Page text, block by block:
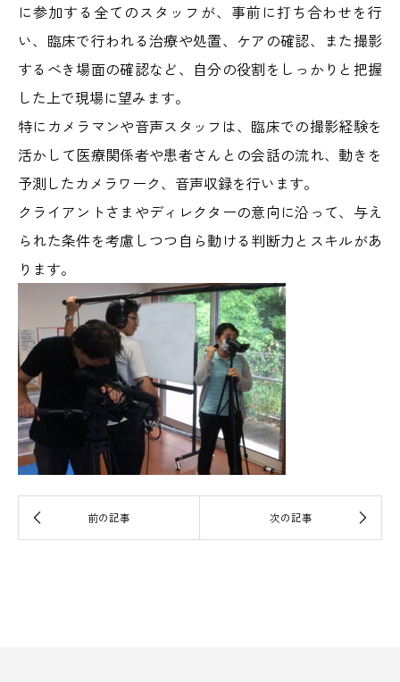
に参加する全てのスタッフが、事前に打ち合わせを行
い、臨床で行われる治療や処置、ケアの確認、また撮影
するべき場面の確認など、自分の役割をしっかりと把握
した上で現場に望みます。
特にカメラマンや音声スタッフは、臨床での撮影経験を
活かして医療関係者や患者さんとの会話の流れ、動きを
予測したカメラワーク、音声収録を行います。
クライアントさまやディレクターの意向に沿って、与え
られた条件を考慮しつつ自ら動ける判断力とスキルがあ
ります。